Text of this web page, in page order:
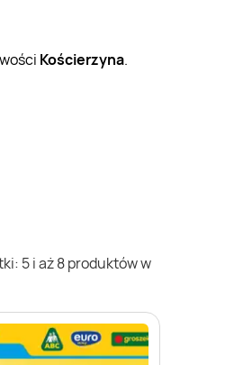
Kościerzyna.
5 i aż 8 produktów w